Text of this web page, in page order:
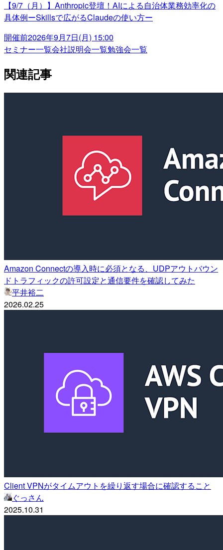
【9/7（月）】Anthropic登壇！AIによる自治体業務効率化の
具体例ーSkillsで広がるClaudeの使い方ー
開催前2026年9月7日(月) 15:00
セミナー一覧会社説明会一覧勉強会一覧
関連記事
Amazon Connectの導入時に必須となる、UDPアウトバウン
ドトラフィックの許可設定と通信要件を確認してみた
平井裕二
2026.02.25
Client VPNがタイムアウトを繰り返す場合に確認すること
ぐっさん
2025.10.31